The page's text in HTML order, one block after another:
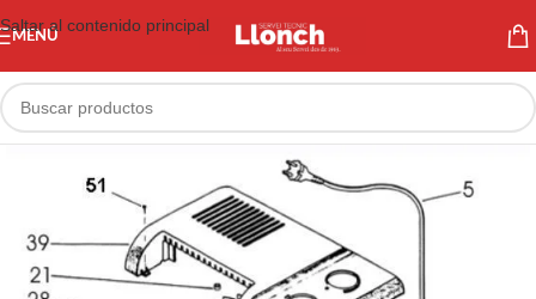
Saltar al contenido principal
MENÚ